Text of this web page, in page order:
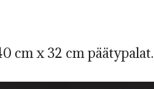
cm x 32 cm päätypalat.